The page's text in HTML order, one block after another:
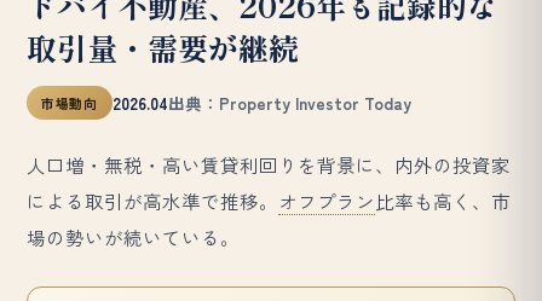
取引量・需要が継続
市場動向 2026.04出典：Property Investor Today
人口増・無税・高い賃貸利回りを背景に、内外の投資家
による取引が高水準で推移。 オフプラン 比率も高く、市
場の勢いが続いている。